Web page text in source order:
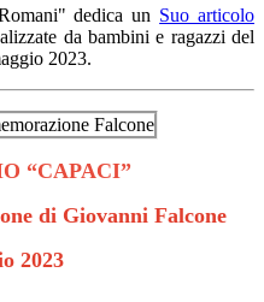
dedica un Suo articolo
da bambini e ragazzi del
2023.
“CAPACI”
di Giovanni Falcone
2023